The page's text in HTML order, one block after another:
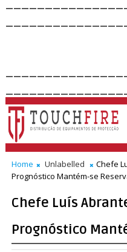
Home Unlabelled
Chefe
Prognóstico Mantém-se
Chefe Luís
Prognóstico